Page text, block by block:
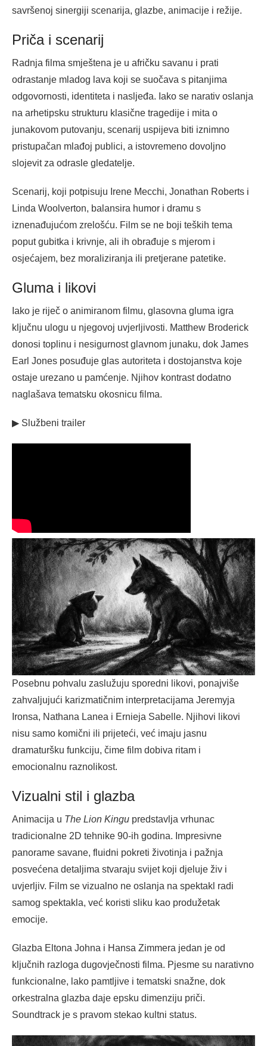
savršenoj sinergiji scenarija, glazbe, animacije i režije.
Priča i scenarij
Radnja filma smještena je u afričku savanu i prati
odrastanje mladog lava koji se suočava s pitanjima
odgovornosti, identiteta i nasljeđa. Iako se narativ oslanja
na arhetipsku strukturu klasične tragedije i mita o
junakovom putovanju, scenarij uspijeva biti iznimno
pristupačan mlađoj publici, a istovremeno dovoljno
slojevit za odrasle gledatelje.
Scenarij, koji potpisuju Irene Mecchi, Jonathan Roberts i
Linda Woolverton, balansira humor i dramu s
iznenađujućom zrelošću. Film se ne boji teških tema
poput gubitka i krivnje, ali ih obrađuje s mjerom i
osjećajem, bez moraliziranja ili pretjerane patetike.
Gluma i likovi
Iako je riječ o animiranom filmu, glasovna gluma igra
ključnu ulogu u njegovoj uvjerljivosti. Matthew Broderick
donosi toplinu i nesigurnost glavnom junaku, dok James
Earl Jones posuđuje glas autoriteta i dostojanstva koje
ostaje urezano u pamćenje. Njihov kontrast dodatno
naglašava tematsku okosnicu filma.
▶ Službeni trailer
Posebnu pohvalu zaslužuju sporedni likovi, ponajviše
zahvaljujući karizmatičnim interpretacijama Jeremyja
Ironsa, Nathana Lanea i Ernieja Sabelle. Njihovi likovi
nisu samo komični ili prijeteći, već imaju jasnu
dramaturšku funkciju, čime film dobiva ritam i
emocionalnu raznolikost.
Vizualni stil i glazba
Animacija u The Lion Kingu predstavlja vrhunac
tradicionalne 2D tehnike 90-ih godina. Impresivne
panorame savane, fluidni pokreti životinja i pažnja
posvećena detaljima stvaraju svijet koji djeluje živ i
uvjerljiv. Film se vizualno ne oslanja na spektakl radi
samog spektakla, već koristi sliku kao produžetak
emocije.
Glazba Eltona Johna i Hansa Zimmera jedan je od
ključnih razloga dugovječnosti filma. Pjesme su narativno
funkcionalne, lako pamtljive i tematski snažne, dok
orkestralna glazba daje epsku dimenziju priči.
Soundtrack je s pravom stekao kultni status.